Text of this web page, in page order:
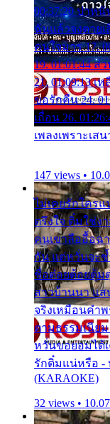
00:37:20 ปาหนั
ฉันแล้วจงตายเ
คนใจมาร 17.
19. 01:01:44 ส่
21. 01:09:13 เ
ขอรักคืน 24.
เถื่อน 26.
เพลงเพราะเส
147 views •
ไม่เคยรักใคร
ตรึงใจ ติ๋มใช่ง
คนเขาลืออื้อฉ
กัน แต่หวั่นจะ
ชื่อต๋อยต้อยตุ้ม
สาวบ้านนา แ
จริงเหมือนคำ
ตามธรรมเนีย
หวั่นขอยอมได้เ
รักติ๋มแน่หรือ -
(KARAOKE)
32 views •